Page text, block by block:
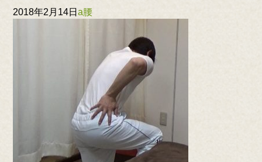
2018年2月14日 a腰